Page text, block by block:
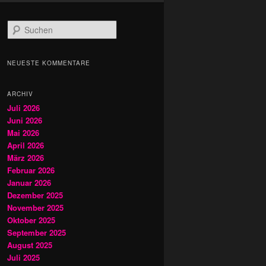
u
h
NEUESTE KOMMENTARE
ARCHIV
Juli 2026
Juni 2026
Mai 2026
April 2026
März 2026
Februar 2026
Januar 2026
Dezember 2025
November 2025
Oktober 2025
September 2025
August 2025
Juli 2025